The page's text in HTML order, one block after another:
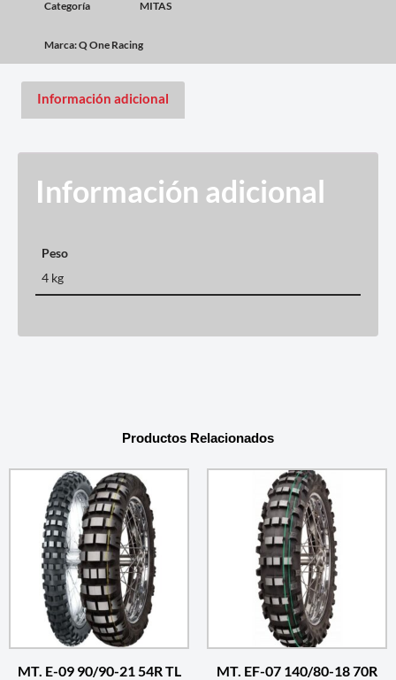
Categoría
MITAS
Marca:Q One Racing
Información adicional
Información adicional
Peso
4 kg
Productos Relacionados
MT. E-09 90/90-21 54R TL
MT. EF-07 140/80-18 70R